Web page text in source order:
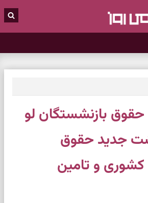
بازنشستگان لو
جدید حقوق
کشوری و تامین